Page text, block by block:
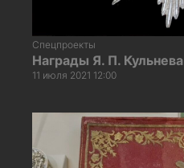
Спецпроекты
Награды Я. П. Кульнева
11 июля 2021 12:00